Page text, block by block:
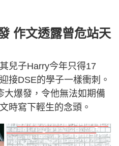
作文透露曾危站天
兒子Harry今年只得17
接DSE的學子一樣衝刺。
大爆發，令他無法如期備
時寫下輕生的念頭。